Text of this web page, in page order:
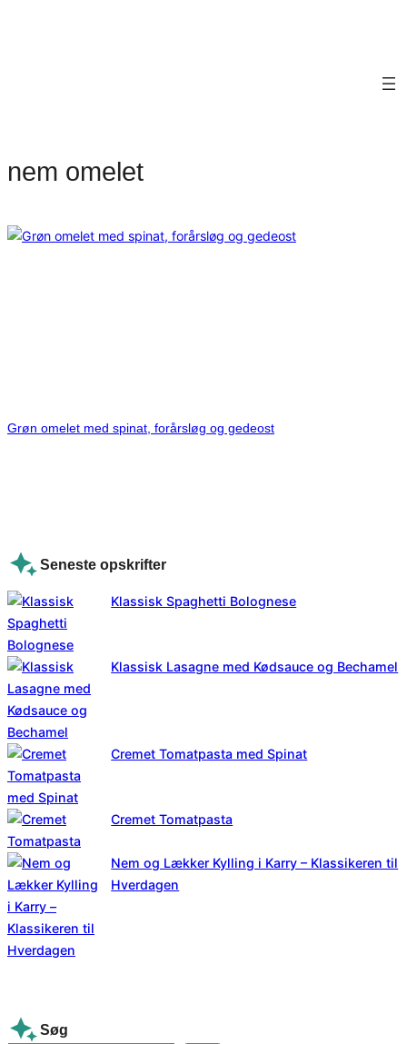
nem omelet
Grøn omelet med spinat, forårsløg og gedeost
Seneste opskrifter
Klassisk Spaghetti Bolognese
Klassisk Lasagne med Kødsauce og Bechamel
Cremet Tomatpasta med Spinat
Cremet Tomatpasta
Nem og Lækker Kylling i Karry – Klassikeren til
Hverdagen
Søg